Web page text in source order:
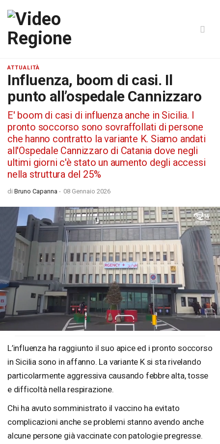
ATTUALITÀ
Influenza, boom di casi. Il
punto all’ospedale Cannizzaro
E' boom di casi di influenza anche in Sicilia. I
pronto soccorso sono sovraffollati di persone
che hanno contratto la variante K. Siamo andati
all'Ospedale Cannizzaro di Catania dove negli
ultimi giorni c'è stato un aumento degli accessi
nella struttura del 25%
di Bruno Capanna - 08 Gennaio 2026
Loaded:
L’influenza ha raggiunto il suo apice ed i pronto soccorso
in Sicilia sono in affanno. La variante K si sta rivelando
particolarmente aggressiva causando febbre alta, tosse
e difficoltà nella respirazione.
Chi ha avuto somministrato il vaccino ha evitato
complicazioni anche se problemi stanno avendo anche
alcune persone già vaccinate con patologie pregresse.